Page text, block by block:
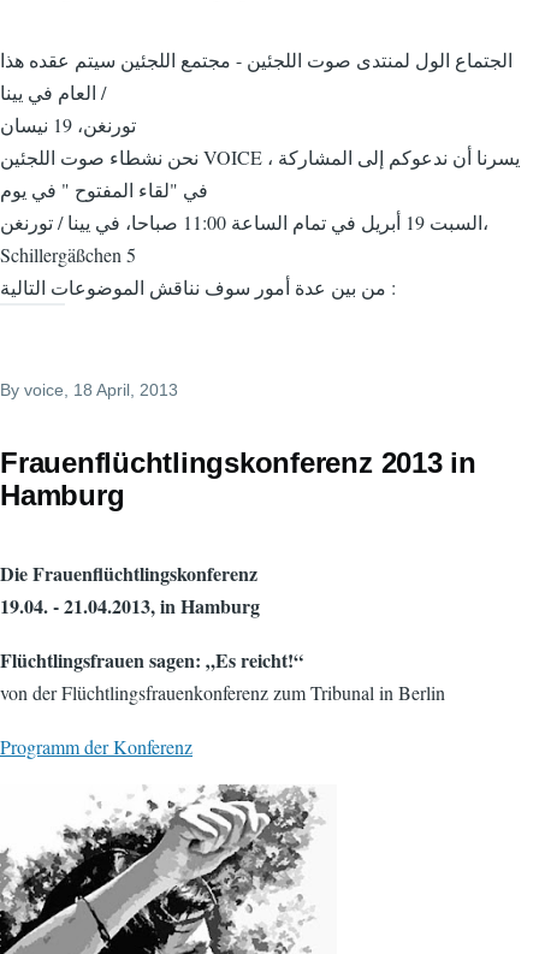
الجتماع الول لمنتدى صوت اللجئين - مجتمع اللجئين سيتم عقده هذا
العام في يينا /
تورنغن، 19 نيسان
نحن نشطاء صوت اللجئين VOICE ، يسرنا أن ندعوكم إلى المشاركة
في "لقاء المفتوح " في يوم
السبت 19 أبريل في تمام الساعة 11:00 صباحا، في يينا / تورنغن،
Schillergäßchen 5
من بين عدة أمور سوف نناقش الموضوعات التالية :
By voice, 18 April, 2013
Frauenflüchtlingskonferenz 2013 in
Hamburg
Die Frauenflüchtlingskonferenz
19.04. - 21.04.2013, in Hamburg
Flüchtlingsfrauen sagen: „Es reicht!“
von der Flüchtlingsfrauenkonferenz zum Tribunal in Berlin
Programm der Konferenz